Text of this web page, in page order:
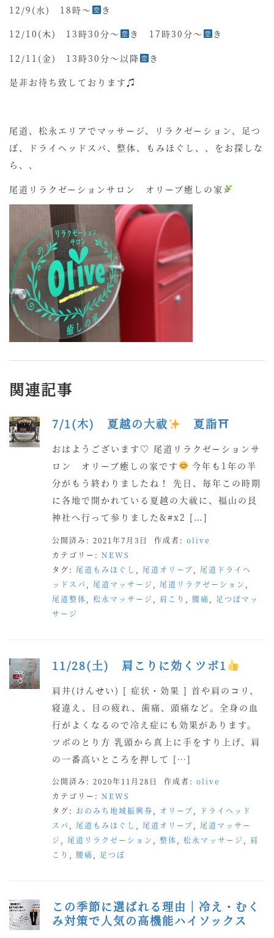
12/9(水) 18時〜
き
12/10(木) 13時30分〜
き 17時30分〜
き
12/11(金) 13時30分〜以降
き
是非お待ち致しております♫
尾道、松永エリアでマッサージ、リラクゼーション、足つ
ぼ、ドライヘッドスパ、整体、もみほぐし、、をお探しな
ら、、
尾道リラクゼーションサロン オリーブ癒しの家
関連記事
7/1(木) 夏越の大祓 夏詣⛩
おはようございます♡ 尾道リラクゼーションサ
ロン オリーブ癒しの家です
今年も1年の半
分がもう終わりましたね！ 先日、毎年この時期
に各地で開かれている夏越の大祓に、福山の艮
神社へ行って参りました&#x2 […]
公開済み: 2021年7月3日 作成者: olive
カテゴリー: NEWS
タグ: 尾道もみほぐし 尾道オリーブ
尾道ドライヘ
ッドスパ
尾道マッサージ 尾道リラクゼーション
尾道整体
松永マッサージ 肩こり 腰痛
足つぼマッ
サージ
11/28(土) 肩こりに効くツボ1
肩井(けんせい) [ 症状・効果 ] 首や肩のコリ、
寝違え、目の疲れ、歯痛、頭痛など。全身の血
行がよくなるので冷え症にも効果があります。
ツボのとり方 乳頭から真上に手をすり上げ、肩
の一番高いところを押して […]
公開済み: 2020年11月28日 作成者: olive
カテゴリー: NEWS
タグ: おのみち地域振興券 オリーブ
ドライヘッド
スパ
尾道もみほぐし 尾道オリーブ
尾道マッサー
ジ
尾道リラクゼーション 整体 松永マッサージ
肩
こり
腰痛 足つぼ
この季節に選ばれる理由｜冷え・むく
み対策で人気の高機能ハイソックス